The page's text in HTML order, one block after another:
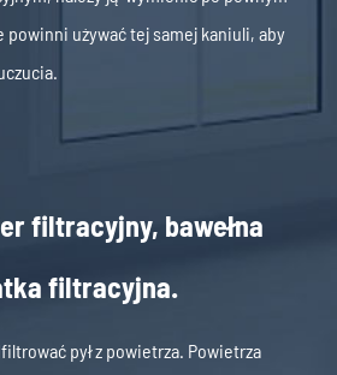
powinni używać tej samej kaniuli, aby
filtracyjny, bawełna
filtracyjna.
pył z powietrza. Powietrza